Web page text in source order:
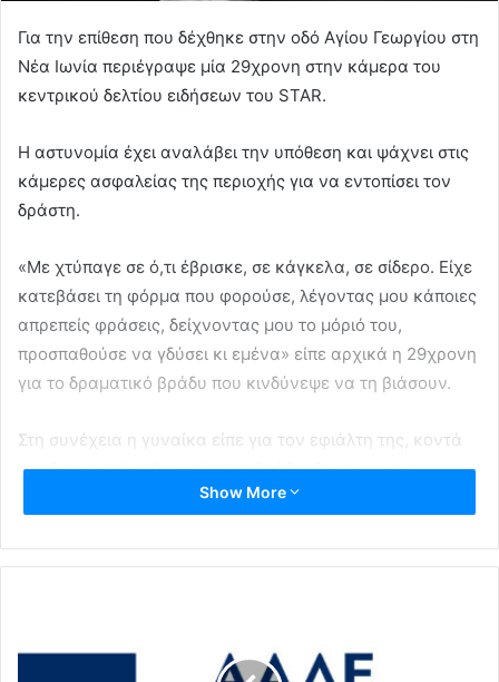
Για την επίθεση που δέχθηκε στην οδό Αγίου Γεωργίου στη
Νέα Ιωνία περιέγραψε μία 29χρονη στην κάμερα του
κεντρικού δελτίου ειδήσεων του STAR.
Η αστυνομία έχει αναλάβει την υπόθεση και ψάχνει στις
κάμερες ασφαλείας της περιοχής για να εντοπίσει τον
δράστη.
«Με χτύπαγε σε ό,τι έβρισκε, σε κάγκελα, σε σίδερο. Είχε
κατεβάσει τη φόρμα που φορούσε, λέγοντας μου κάποιες
απρεπείς φράσεις, δείχνοντας μου το μόριό του,
προσπαθούσε να γδύσει κι εμένα» είπε αρχικά η 29χρονη
για το δραματικό βράδυ που κινδύνεψε να τη βιάσουν.
Στη συνέχεια η γυναίκα είπε για τον εφιάλτη της, κοντά
στο δημαρχείο: «Αν εκείνο το βράδυ, ξημερώματα
Σαββάτου, υπήρχε κάποιος άνθρωπος στην γύρω περιοχή
άνθρωπο να τρέχει με γκρι φόρμα, άνδρα, να μπορέσει
Το οπτικό υλικό από κάμερες ασφαλείας των
Show More